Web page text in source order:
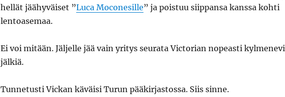
hellät jäähyväiset ”Luca Moconesille” ja poistuu siippansa kanssa kohti
lentoasemaa.
Ei voi mitään. Jäljelle jää vain yritys seurata Victorian nopeasti
jälkiä.
Tunnetusti Vickan käväisi Turun pääkirjastossa. Siis sinne.